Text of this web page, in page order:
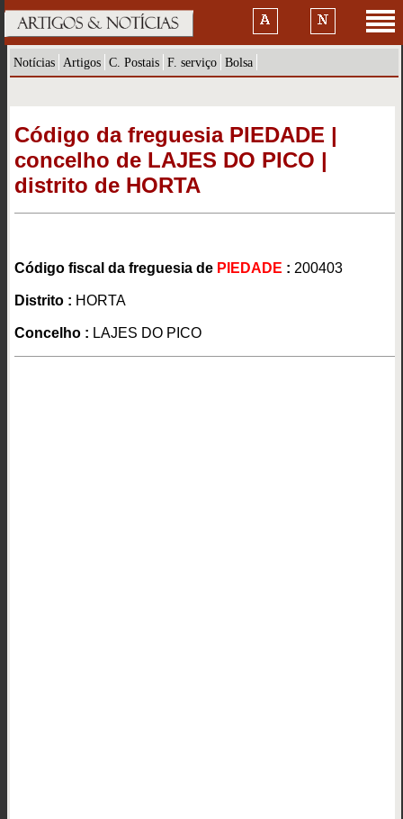
Notícias Artigos C. Postais F. serviço Bolsa
Código da freguesia PIEDADE |
concelho de LAJES DO PICO |
distrito de HORTA
Código fiscal da freguesia de PIEDADE : 200403
Distrito : HORTA
Concelho : LAJES DO PICO